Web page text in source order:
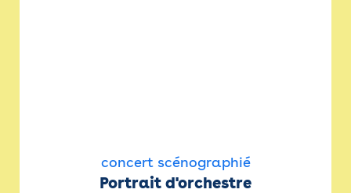
concert scénographié
Portrait d'orchestre